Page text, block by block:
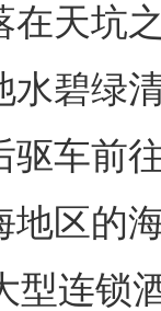
在天坑
水碧绿
驱车前
地区的
型连锁